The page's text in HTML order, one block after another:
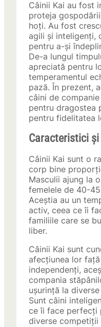
Câinii Kai au fost
proteja
hoți. Au fost
agili și inteligenți,
pentru a-și
De-a lungul
apreciată pentru
temperamentul
pază. În prezent,
câini de
pentru dragostea
pentru fidelitatea
Caracteristici
Câinii Kai sunt o
corp bine
Masculii ajung la
femelele de 40-
Aceștia au un
activ, ceea ce îi
familiile care se
liber.
Câinii Kai sunt
afecțiunea lor
independenți,
compania
ușurință la
Sunt câini
ce îi face perfecți
diverse competiții